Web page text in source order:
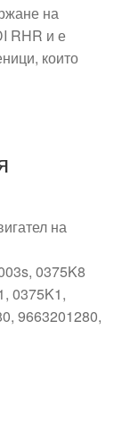
на
RHR и е
които
на
0375K8
0375K1,
9663201280,